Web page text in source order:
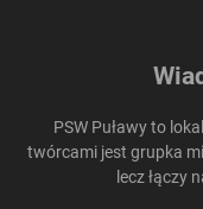
PSW Puławy to
twórcami jest grupka
lecz łączy